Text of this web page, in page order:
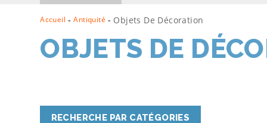
Accueil - Antiquité - Objets De Décoration
OBJETS DE
RECHERCHE PAR CATÉGORIES